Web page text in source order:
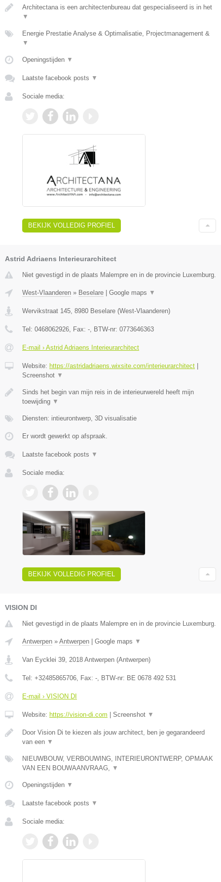
Architectana is een architectenbureau dat gespecialiseerd is in het
▼
Energie Prestatie Analyse & Optimalisatie, Projectmanagement &
▼
Openingstijden ▼
Laatste facebook posts ▼
Sociale media:
BEKIJK VOLLEDIG PROFIEL
Astrid Adriaens Interieurarchitect
Niet gevestigd in de plaats Malempre en in de provincie Luxemburg.
West-Vlaanderen » Beselare Google maps ▼
Wervikstraat 145 8980 Beselare (West-Vlaanderen)
Tel: 0468062926 , Fax: - , BTW-nr: 0773646363
E-mail › Astrid Adriaens Interieurarchitect
Website: https://astridadriaens.wixsite.com/interieurarchitect
Screenshot ▼
Sinds het begin van mijn reis in de interieurwereld heeft mijn
toewijding ▼
Diensten: intieurontwerp, 3D visualisatie
Er wordt gewerkt op afspraak.
Laatste facebook posts ▼
Sociale media:
BEKIJK VOLLEDIG PROFIEL
VISION DI
Niet gevestigd in de plaats Malempre en in de provincie Luxemburg.
Antwerpen » Antwerpen Google maps ▼
Van Eycklei 39, 2018 Antwerpen (Antwerpen)
Tel: +32485865706, Fax: -, BTW-nr: BE 0678 492 531
E-mail › VISION DI
Website: https://vision-di.com Screenshot ▼
Door Vision Di te kiezen als jouw architect, ben je gegarandeerd
van een ▼
NIEUWBOUW, VERBOUWING, INTERIEURONTWERP, OPMAAK
VAN EEN BOUWAANVRAAG, ▼
Openingstijden ▼
Laatste facebook posts ▼
Sociale media: